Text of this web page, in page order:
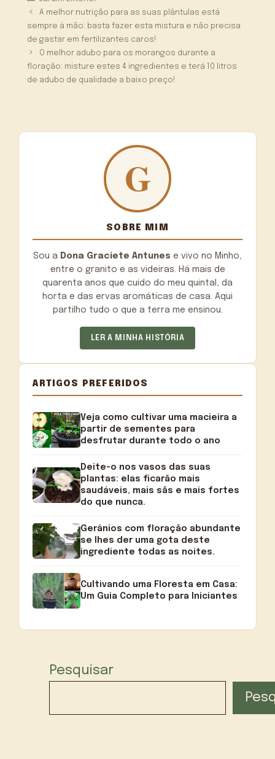
A melhor nutrição para as suas plântulas está
sempre à mão: basta fazer esta mistura e não precisa
de gastar em fertilizantes caros!
O melhor adubo para os morangos durante a
floração: misture estes 4 ingredientes e terá 10 litros
de adubo de qualidade a baixo preço!
SOBRE MIM
Sou a Dona Graciete Antunes e vivo no Minho,
entre o granito e as videiras. Há mais de
quarenta anos que cuido do meu quintal, da
horta e das ervas aromáticas de casa. Aqui
partilho tudo o que a terra me ensinou.
LER A MINHA HISTÓRIA
ARTIGOS PREFERIDOS
Veja como cultivar uma macieira a
partir de sementes para
desfrutar durante todo o ano
Deite-o nos vasos das suas
plantas: elas ficarão mais
saudáveis, mais sãs e mais fortes
do que nunca.
Gerânios com floração abundante
se lhes der uma gota deste
ingrediente todas as noites.
Cultivando uma Floresta em Casa:
Um Guia Completo para Iniciantes
Pesquisar